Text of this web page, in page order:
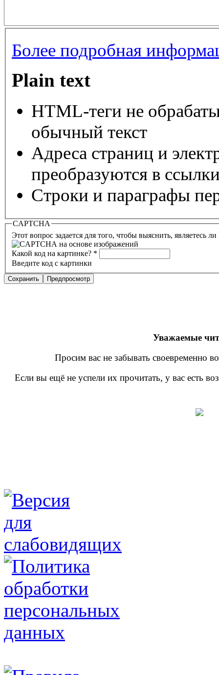
Более подробная
Plain text
HTML-теги не
обычный текст
Адреса страниц и
преобразуются в
Строки и параграфы
CAPTCHA
Этот вопрос задается для того, чтобы выяснить, являетесь
Какой код на картинке? *
Введите код с картинки
Уважаемые
Просим вас не забывать своевременно
Если вы ещё не успели их прочитать, у вас есть